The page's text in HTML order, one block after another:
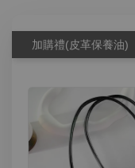
加購禮(皮革保養油)